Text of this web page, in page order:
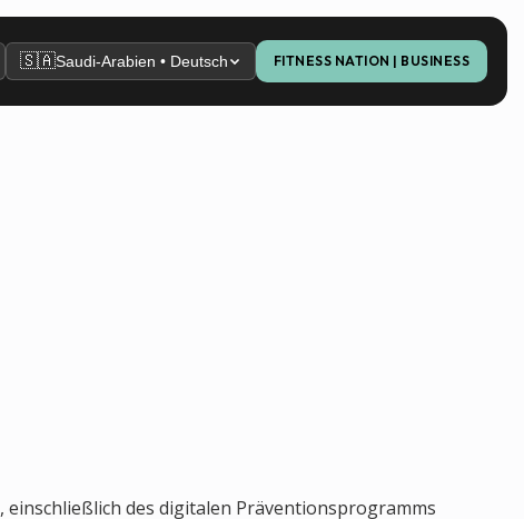
🇸🇦Saudi-Arabien • Deutsch FITNESS NATION | BUSINESS
, einschließlich des digitalen Präventionsprogramms